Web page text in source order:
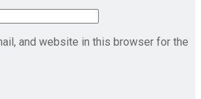
and website in this browser for the